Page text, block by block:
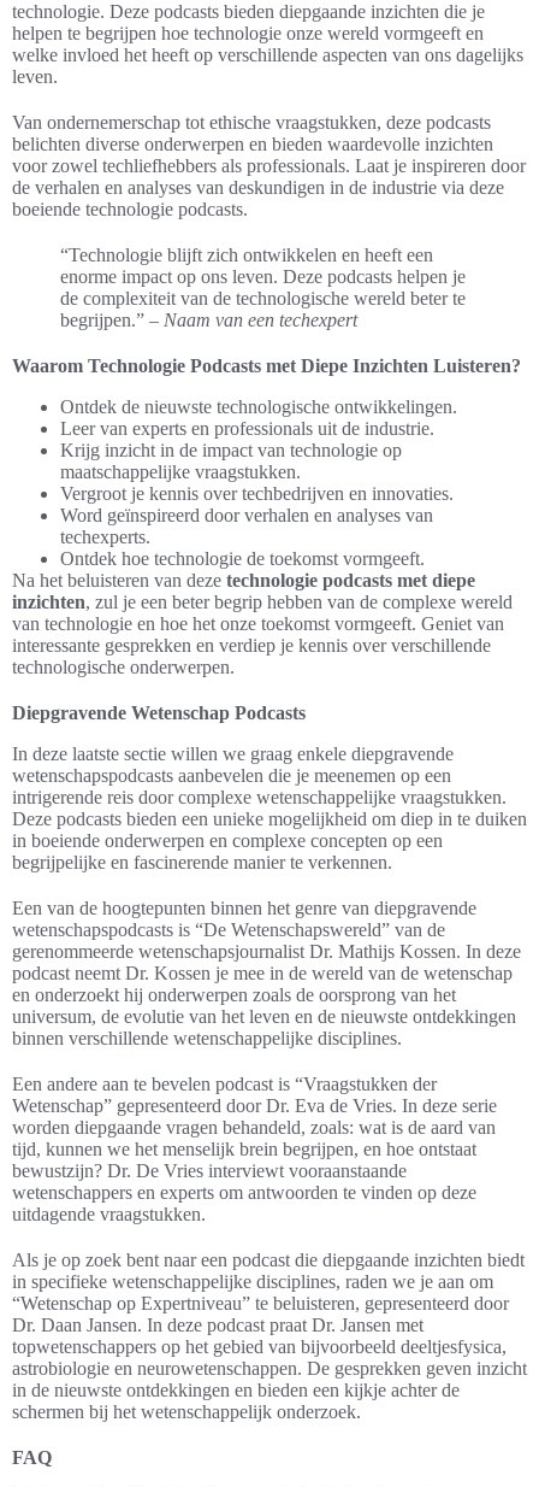
technologie. Deze podcasts bieden diepgaande inzichten die je
helpen te begrijpen hoe technologie onze wereld vormgeeft en
welke invloed het heeft op verschillende aspecten van ons dagelijks
leven.
Van ondernemerschap tot ethische vraagstukken, deze podcasts
belichten diverse onderwerpen en bieden waardevolle inzichten
voor zowel techliefhebbers als professionals. Laat je inspireren door
de verhalen en analyses van deskundigen in de industrie via deze
boeiende technologie podcasts.
“Technologie blijft zich ontwikkelen en heeft een
enorme impact op ons leven. Deze podcasts helpen je
de complexiteit van de technologische wereld beter te
begrijpen.” – Naam van een techexpert
Waarom Technologie Podcasts met Diepe Inzichten Luisteren?
Ontdek de nieuwste technologische ontwikkelingen.
Leer van experts en professionals uit de industrie.
Krijg inzicht in de impact van technologie op
maatschappelijke vraagstukken.
Vergroot je kennis over techbedrijven en innovaties.
Word geïnspireerd door verhalen en analyses van
techexperts.
Ontdek hoe technologie de toekomst vormgeeft.
Na het beluisteren van deze technologie podcasts met diepe
inzichten, zul je een beter begrip hebben van de complexe wereld
van technologie en hoe het onze toekomst vormgeeft. Geniet van
interessante gesprekken en verdiep je kennis over verschillende
technologische onderwerpen.
Diepgravende Wetenschap Podcasts
In deze laatste sectie willen we graag enkele diepgravende
wetenschapspodcasts aanbevelen die je meenemen op een
intrigerende reis door complexe wetenschappelijke vraagstukken.
Deze podcasts bieden een unieke mogelijkheid om diep in te duiken
in boeiende onderwerpen en complexe concepten op een
begrijpelijke en fascinerende manier te verkennen.
Een van de hoogtepunten binnen het genre van diepgravende
wetenschapspodcasts is “De Wetenschapswereld” van de
gerenommeerde wetenschapsjournalist Dr. Mathijs Kossen. In deze
podcast neemt Dr. Kossen je mee in de wereld van de wetenschap
en onderzoekt hij onderwerpen zoals de oorsprong van het
universum, de evolutie van het leven en de nieuwste ontdekkingen
binnen verschillende wetenschappelijke disciplines.
Een andere aan te bevelen podcast is “Vraagstukken der
Wetenschap” gepresenteerd door Dr. Eva de Vries. In deze serie
worden diepgaande vragen behandeld, zoals: wat is de aard van
tijd, kunnen we het menselijk brein begrijpen, en hoe ontstaat
bewustzijn? Dr. De Vries interviewt vooraanstaande
wetenschappers en experts om antwoorden te vinden op deze
uitdagende vraagstukken.
Als je op zoek bent naar een podcast die diepgaande inzichten biedt
in specifieke wetenschappelijke disciplines, raden we je aan om
“Wetenschap op Expertniveau” te beluisteren, gepresenteerd door
Dr. Daan Jansen. In deze podcast praat Dr. Jansen met
topwetenschappers op het gebied van bijvoorbeeld deeltjesfysica,
astrobiologie en neurowetenschappen. De gesprekken geven inzicht
in de nieuwste ontdekkingen en bieden een kijkje achter de
schermen bij het wetenschappelijk onderzoek.
FAQ